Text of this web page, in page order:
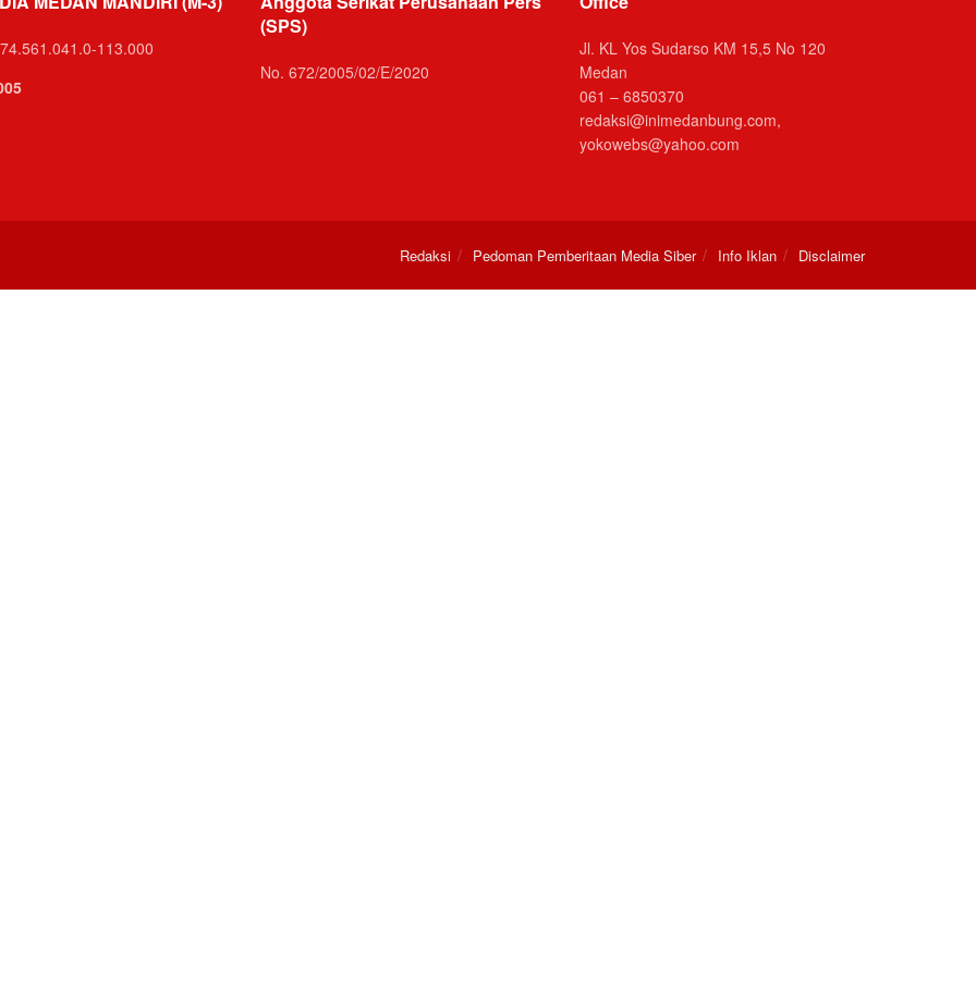
113.000
(SPS)
No. 672/2005/02/E/2020
Jl. KL Yos Sudarso KM 15,5 No 120
Medan
061 – 6850370
redaksi@inimedanbung.com,
yokowebs@yahoo.com
Redaksi Pedoman Pemberitaan Media Siber Info Iklan Disclaimer